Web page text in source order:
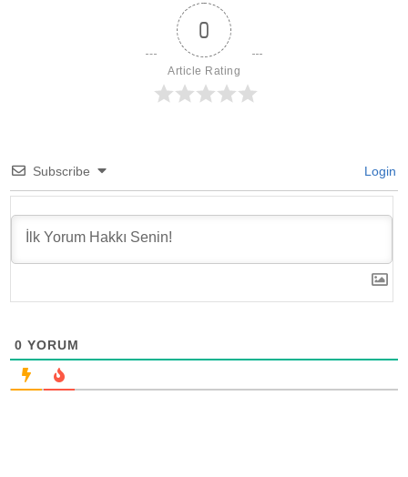
0
Article Rating
Subscribe Login
0 YORUM